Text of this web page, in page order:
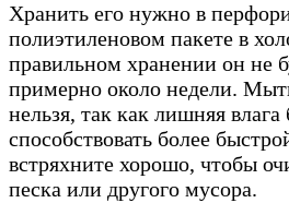
Хранить его нужно в
полиэтиленовом пакете в
правильном хранении он не
примерно около недели.
нельзя, так как лишняя влага
способствовать более
встряхните хорошо, чтобы
песка или другого мусора.